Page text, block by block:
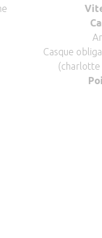
Casque
(charlotte